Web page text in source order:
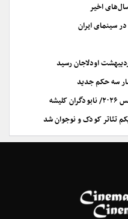
سینمای ایران
اودلاجان رسید
سه حکم جدید
تئاتر کودک و نوجوان شد